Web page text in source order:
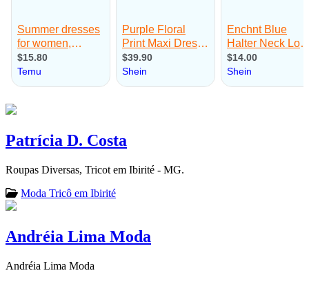
Patrícia D. Costa
Roupas Diversas, Tricot em Ibirité - MG.
Moda Tricô em Ibirité
Andréia Lima Moda
Andréia Lima Moda